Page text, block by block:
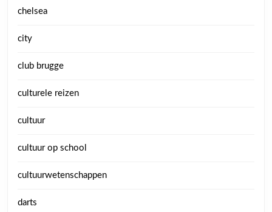
chelsea
city
club brugge
culturele reizen
cultuur
cultuur op school
cultuurwetenschappen
darts